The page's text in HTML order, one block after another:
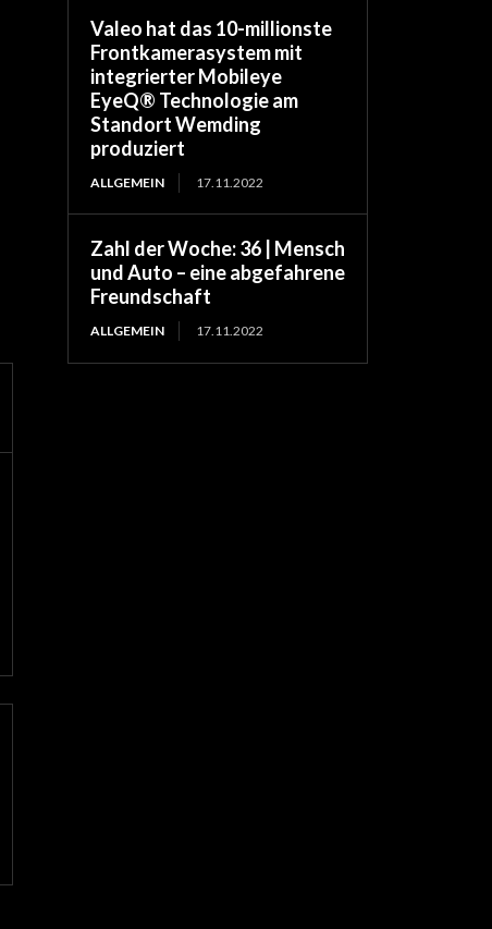
Valeo hat das 10-millionste
Frontkamerasystem mit
integrierter Mobileye
EyeQ® Technologie am
Standort Wemding
produziert
ALLGEMEIN 17.11.2022
Zahl der Woche: 36 | Mensch
und Auto – eine abgefahrene
Freundschaft
ALLGEMEIN 17.11.2022